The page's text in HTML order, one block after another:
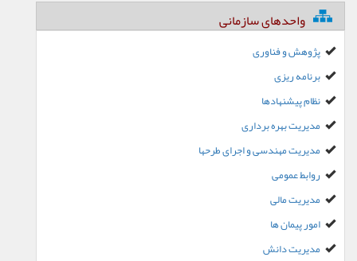
واحدهای سازمانی
پژوهش و فناوری
برنامه ریزی
نظام پیشنهادها
مدیریت بهره برداری
مدیریت مهندسی و اجرای طرحها
روابط عمومی
مدیریت مالی
امور پیمان ها
مدیریت دانش